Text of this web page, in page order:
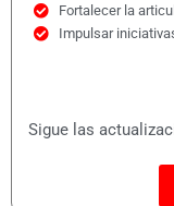
Fortalecer la
Impulsar
Sigue las